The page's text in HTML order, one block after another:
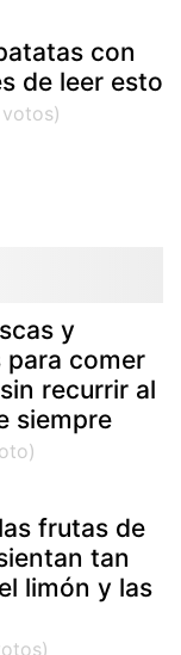
con
de leer esto
y
para comer
recurrir al
siempre
frutas de
tan
limón y las